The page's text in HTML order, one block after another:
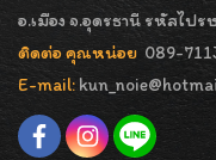
อ.เมือง จ.อุดรธานี รหัสไป
ติดต่อ คุณหน่อย 089-
E-mail: